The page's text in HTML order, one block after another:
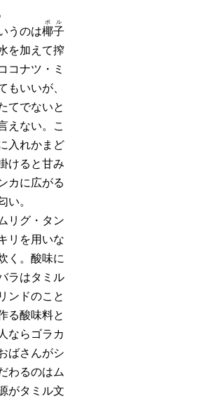
うのは椰子
ポル
を加えて搾
コナツ・ミ
もいいが、
てでないと
えない。こ
入れかまど
けると甘み
カに広がる
い。
リグ・タン
リを用いな
く。酸味に
ラはタミル
ンドのこと
る酸味料と
ならゴラカ
ばさんがシ
わるのはム
がタミル文